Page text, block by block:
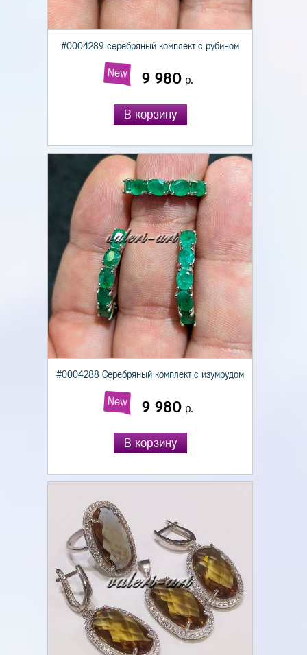
#0004289 серебряный комплект с рубином
New 9 980р.
В корзину
#0004288 Серебряный комплект с изумрудом
New 9 980р.
В корзину